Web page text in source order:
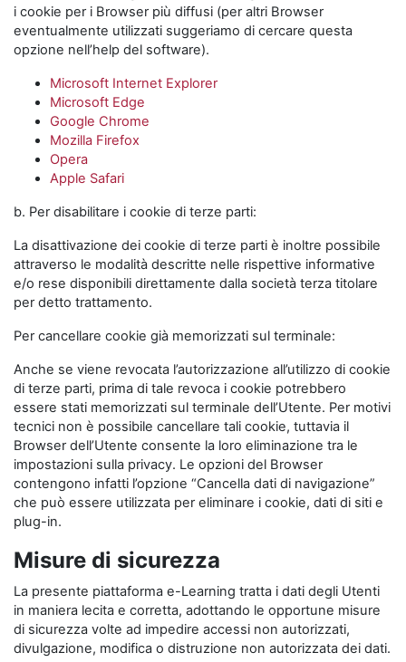
i cookie per i Browser più diffusi (per altri Browser
eventualmente utilizzati suggeriamo di cercare questa
opzione nell’help del software).
Microsoft Internet Explorer
Microsoft Edge
Google Chrome
Mozilla Firefox
Opera
Apple Safari
b. Per disabilitare i cookie di terze parti:
La disattivazione dei cookie di terze parti è inoltre possibile
attraverso le modalità descritte nelle rispettive informative
e/o rese disponibili direttamente dalla società terza titolare
per detto trattamento.
Per cancellare cookie già memorizzati sul terminale:
Anche se viene revocata l’autorizzazione all’utilizzo di cookie
di terze parti, prima di tale revoca i cookie potrebbero
essere stati memorizzati sul terminale dell’Utente. Per motivi
tecnici non è possibile cancellare tali cookie, tuttavia il
Browser dell’Utente consente la loro eliminazione tra le
impostazioni sulla privacy. Le opzioni del Browser
contengono infatti l’opzione “Cancella dati di navigazione”
che può essere utilizzata per eliminare i cookie, dati di siti e
plug-in.
Misure di sicurezza
La presente piattaforma e-Learning tratta i dati degli Utenti
in maniera lecita e corretta, adottando le opportune misure
di sicurezza volte ad impedire accessi non autorizzati,
divulgazione, modifica o distruzione non autorizzata dei dati.